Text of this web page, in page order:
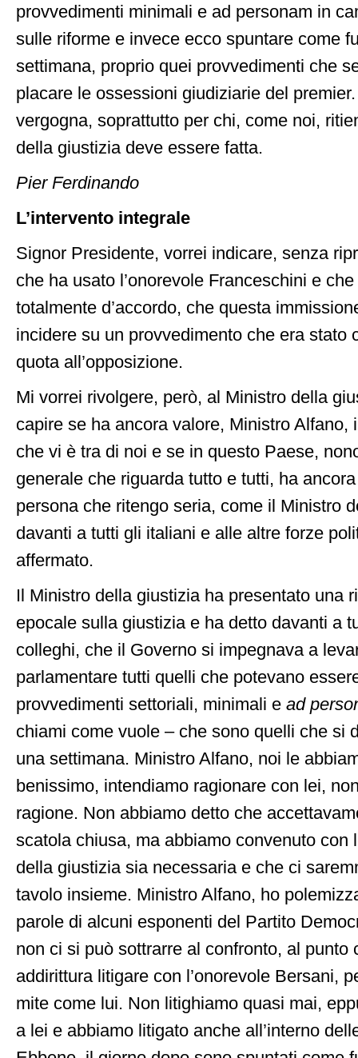
provvedimenti minimali e ad personam in
sulle riforme e invece ecco spuntare come
settimana, proprio quei provvedimenti che
placare le ossessioni giudiziarie del premier.
vergogna, soprattutto per chi, come noi,
della giustizia deve essere fatta.
Pier Ferdinando
L’intervento integrale
Signor Presidente, vorrei indicare, senza
che ha usato l’onorevole Franceschini e
totalmente d’accordo, che questa
incidere su un provvedimento che era stato
quota all’opposizione.
Mi vorrei rivolgere, però, al Ministro della
capire se ha ancora valore, Ministro Alfano,
che vi è tra di noi e se in questo Paese,
generale che riguarda tutto e tutti, ha
persona che ritengo seria, come il Ministro
davanti a tutti gli italiani e alle altre forze
affermato.
Il Ministro della giustizia ha presentato una
epocale sulla giustizia e ha detto davanti a
colleghi, che il Governo si impegnava a
parlamentare tutti quelli che potevano
provvedimenti settoriali, minimali e ad
chiami come vuole – che sono quelli che si
una settimana. Ministro Alfano, noi le
benissimo, intendiamo ragionare con lei,
ragione. Non abbiamo detto che
scatola chiusa, ma abbiamo convenuto con
della giustizia sia necessaria e che ci
tavolo insieme. Ministro Alfano, ho
parole di alcuni esponenti del Partito
non ci si può sottrarre al confronto, al punto
addirittura litigare con l’onorevole Bersani,
mite come lui. Non litighiamo quasi mai,
a lei e abbiamo litigato anche all’interno